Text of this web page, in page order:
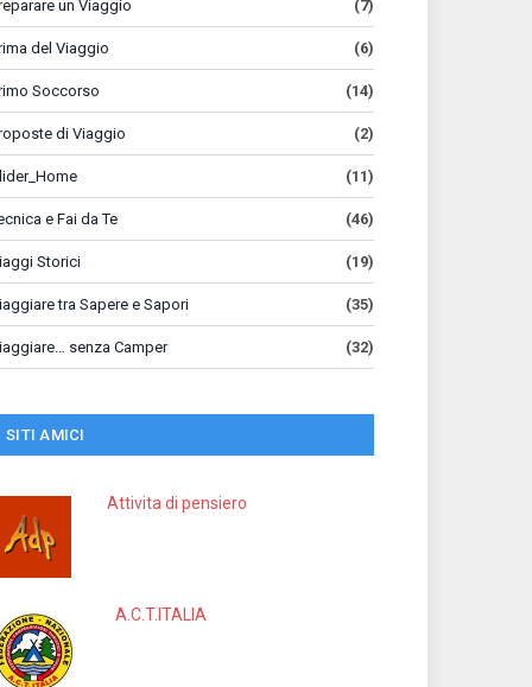
un Viaggio (7)
del Viaggio (6)
Soccorso (14)
di Viaggio (2)
(11)
e Fai da Te (46)
Storici (19)
tra Sapere e Sapori (35)
senza Camper (32)
SITI AMICI
Attivita di pensiero
A.C.T.ITALIA